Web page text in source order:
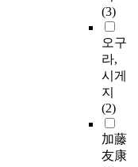
(3)
오구
라,
시게
지
(2)
加藤
友康